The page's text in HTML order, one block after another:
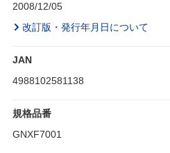
2008/12/05
改訂版・発行年月日について
JAN
4988102581138
規格品番
GNXF7001